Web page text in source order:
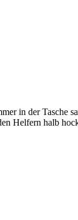
in der Tasche
Helfern halb